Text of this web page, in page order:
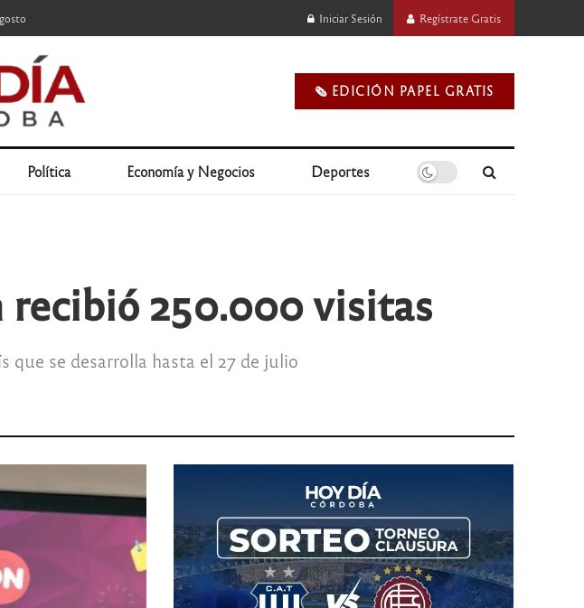
Iniciar Sesión Regístrate Gratis
🗞️ EDICIÓN PAPEL GRATIS
Política Economía y Negocios Deportes
recibió 250.000 visitas
que se desarrolla hasta el 27 de julio